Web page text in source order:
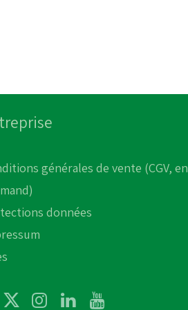
générales de vente (CGV, en
données